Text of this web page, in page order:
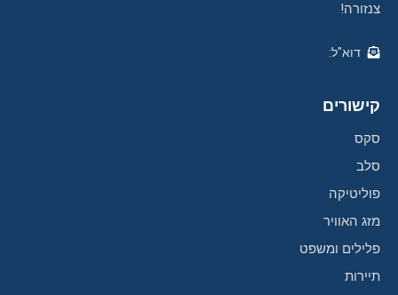
צנזורה!
דוא"ל:
קישורים
סקס
סלב
פוליטיקה
מזג האוויר
פלילים ומשפט
תיירות